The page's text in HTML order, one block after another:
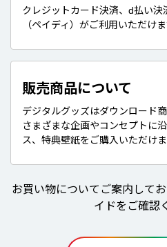
クレジットカード決済、d払い
（ペイディ）がご利用いただけま
販売商品について
デジタルグッズはダウンロード商
さまざまな企画やコンセプトに
ス、特典壁紙をご購入いただけま
お買い物についてご案内して
イドをご確認